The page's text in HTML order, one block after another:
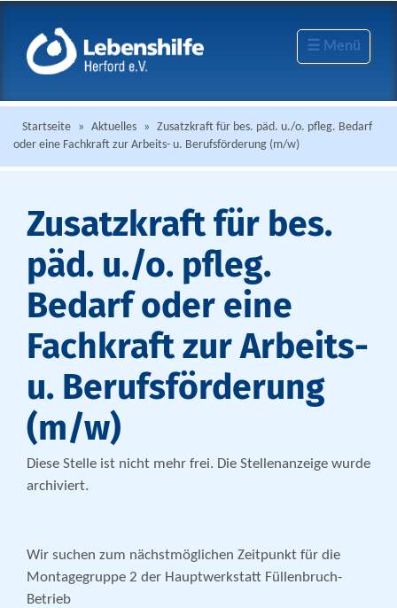
☰ Menü
Startseite » Aktuelles »
Zusatzkraft für bes. päd. u./o. pfleg. Bedarf
oder eine Fachkraft zur Arbeits- u. Berufsförderung (m/w)
Zusatzkraft für bes.
päd. u./o. pfleg.
Bedarf oder eine
Fachkraft zur Arbeits-
u. Berufsförderung
(m/w)
Diese Stelle ist nicht mehr frei. Die Stellenanzeige wurde
archiviert.
Wir suchen zum nächstmöglichen Zeitpunkt für die
Montagegruppe 2 der Hauptwerkstatt Füllenbruch-
Betrieb